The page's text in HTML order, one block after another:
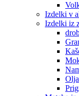
Izdelki v
Izdelki iz
Olja